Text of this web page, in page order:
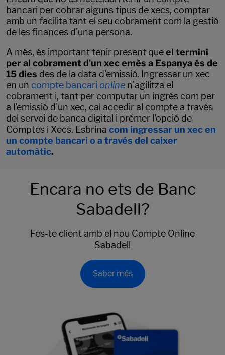
bancari per cobrar alguns tipus de xecs, comptar
amb un facilita tant el seu cobrament com la gestió
de les finances d'una persona.
A més, és important tenir present queel termini
per al cobrament d'un xec emès a Espanya és de
15 dies des de la data d'emissió. Ingressar un xec
en un compte bancari online n'agilitza el
cobrament i, tant per computar un ingrés com per
a l'emissió d'un xec, cal accedir al compte a través
del servei de banca digital i prémer l'opció de
Comptes i Xecs. Esbrina com ingressar un xec en
un compte bancari o a través del caixer
automàtic.
Encara no ets de Banc
Sabadell?
Fes-te client amb el nou Compte Online
Sabadell
Saber més